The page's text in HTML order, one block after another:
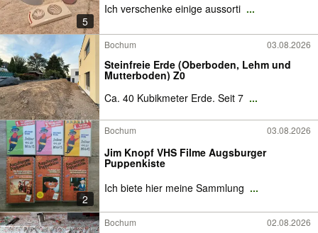
5
Ich verschenke einige aussorti ...
Bochum 03.08.2026
Steinfreie Erde (Oberboden, Lehm und
Mutterboden) Z0
Ca. 40 Kubikmeter Erde. Seit 7 ...
2
Bochum 03.08.2026
Jim Knopf VHS Filme Augsburger
Puppenkiste
Ich biete hier meine Sammlung ...
Bochum 02.08.2026